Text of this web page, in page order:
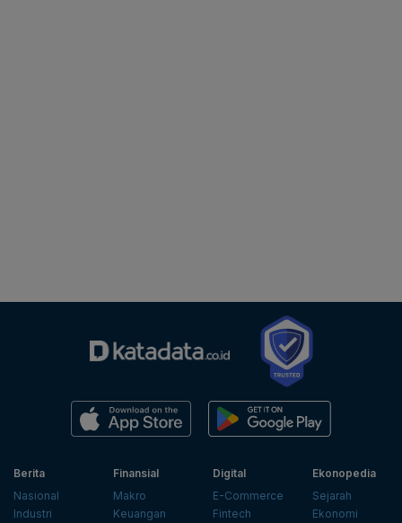
Berita
Nasional
Industri
Finansial
Makro
Keuangan
Digital
E-Commerce
Fintech
Ekonopedia
Sejarah
Ekonomi